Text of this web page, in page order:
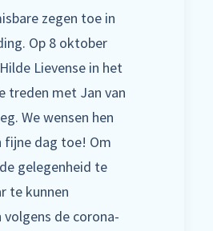
zegen toe in
Op 8 oktober
Lievense in het
treden met Jan van
We wensen hen
fijne dag toe! Om
gelegenheid te
te kunnen
de corona-